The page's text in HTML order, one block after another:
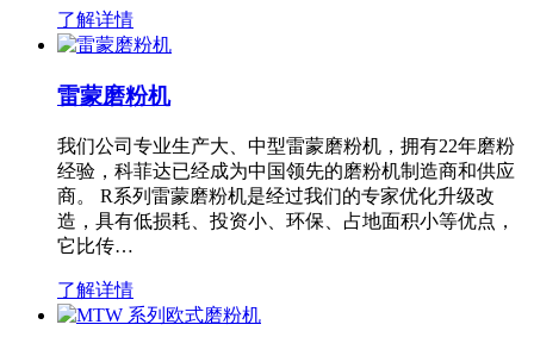
了解详情
雷蒙磨粉机
我们公司专业生产大、中型雷蒙磨粉机，拥有22年磨粉
经验，科菲达已经成为中国领先的磨粉机制造商和供应
商。 R系列雷蒙磨粉机是经过我们的专家优化升级改
造，具有低损耗、投资小、环保、占地面积小等优点，
它比传…
了解详情